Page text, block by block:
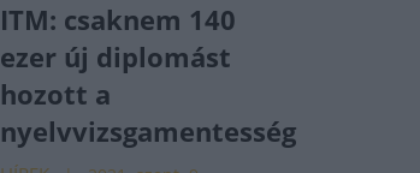
ITM: csaknem 140
ezer új diplomást
hozott a
nyelvvizsgamentesség